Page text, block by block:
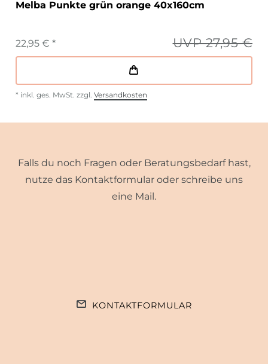
Melba Punkte grün orange 40x160cm
UVP 27,95 €
22,95 € *
* inkl. ges. MwSt. zzgl. Versandkosten
Falls du noch Fragen oder Beratungsbedarf hast,
nutze das Kontaktformular oder schreibe uns
eine Mail.
KONTAKTFORMULAR